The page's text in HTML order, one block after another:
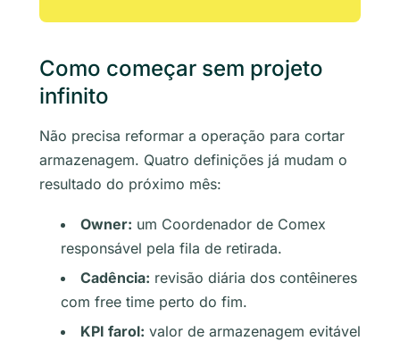
Como começar sem projeto
infinito
Não precisa reformar a operação para cortar
armazenagem. Quatro definições já mudam o
resultado do próximo mês:
Owner: um Coordenador de Comex
responsável pela fila de retirada.
Cadência: revisão diária dos contêineres
com free time perto do fim.
KPI farol: valor de armazenagem evitável